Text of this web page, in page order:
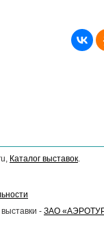
Каталог выставок.
- ЗАО